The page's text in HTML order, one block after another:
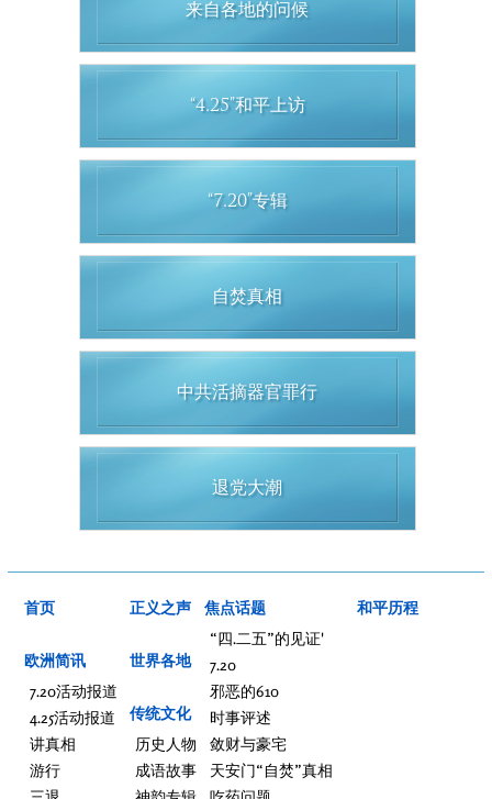
来自各地的问候
“4.25”和平上访
“7.20”专辑
自焚真相
中共活摘器官罪行
退党大潮
首页
欧洲简讯
7.20活动报道
4.25活动报道
讲真相
游行
正义之声
世界各地
传统文化
历史人物
成语故事
焦点话题
“四.二五”的见证'
7.20
邪恶的610
时事评述
敛财与豪宅
天安门“自焚”真相
和平历程